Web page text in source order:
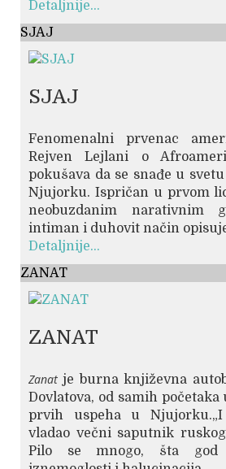
Detaljnije...
SJAJ
SJAJ
Fenomenalni prvenac
Rejven Lejlani o
pokušava da se snađe u
Njujorku. Ispričan u prvom
neobuzdanim narativnim
intiman i duhovit način
Detaljnije...
ZANAT
ZANAT
Zanat je burna književna
Dovlatova, od samih
prvih uspeha u
vladao večni saputnik
Pilo se mnogo, šta